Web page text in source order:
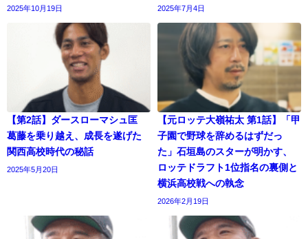
2025年10月19日 2025年7月4日
【第2話】ダースローマシュ匡
葛藤を乗り越え、成長を遂げた
関西高校時代の秘話
2025年5月20日
【元ロッテ大嶺祐太 第1話】「甲
子園で野球を辞めるはずだっ
た」石垣島のスターが明かす、
ロッテドラフト1位指名の裏側と
横浜高校戦への執念
2026年2月19日